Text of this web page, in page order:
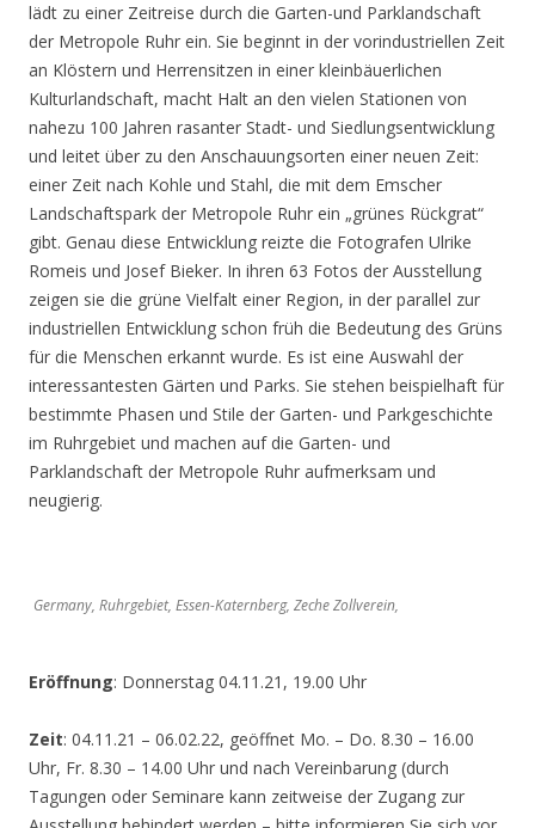
lädt zu einer Zeitreise durch die Garten-und Parklandschaft
der Metropole Ruhr ein. Sie beginnt in der vorindustriellen Zeit
an Klöstern und Herrensitzen in einer kleinbäuerlichen
Kulturlandschaft, macht Halt an den vielen Stationen von
nahezu 100 Jahren rasanter Stadt- und Siedlungsentwicklung
und leitet über zu den Anschauungsorten einer neuen Zeit:
einer Zeit nach Kohle und Stahl, die mit dem Emscher
Landschaftspark der Metropole Ruhr ein „grünes Rückgrat“
gibt. Genau diese Entwicklung reizte die Fotografen Ulrike
Romeis und Josef Bieker. In ihren 63 Fotos der Ausstellung
zeigen sie die grüne Vielfalt einer Region, in der parallel zur
industriellen Entwicklung schon früh die Bedeutung des Grüns
für die Menschen erkannt wurde. Es ist eine Auswahl der
interessantesten Gärten und Parks. Sie stehen beispielhaft für
bestimmte Phasen und Stile der Garten- und Parkgeschichte
im Ruhrgebiet und machen auf die Garten- und
Parklandschaft der Metropole Ruhr aufmerksam und
neugierig.
Germany, Ruhrgebiet, Essen-Katernberg, Zeche Zollverein,
Eröffnung: Donnerstag 04.11.21, 19.00 Uhr
Zeit: 04.11.21 – 06.02.22, geöffnet Mo. – Do. 8.30 – 16.00
Uhr, Fr. 8.30 – 14.00 Uhr und nach Vereinbarung (durch
Tagungen oder Seminare kann zeitweise der Zugang zur